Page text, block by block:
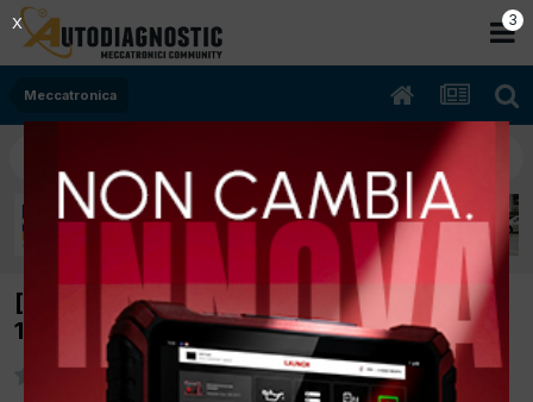
Meccatronica
[320 d E91 12/2007 2000 cc N47D20A
130Kw Diesel] MOTORE NON AVVIA
2
X